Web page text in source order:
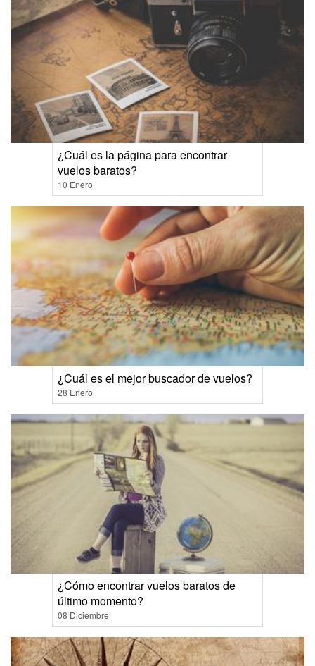
¿Cuál es la página para encontrar
vuelos baratos?
10 Enero
¿Cuál es el mejor buscador de vuelos?
28 Enero
¿Cómo encontrar vuelos baratos de
último momento?
08 Diciembre